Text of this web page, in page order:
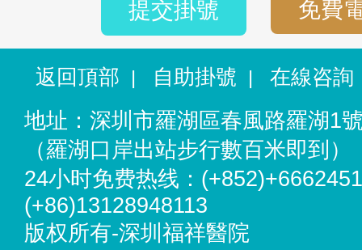
提交掛號 免費
返回頂部 | 自助掛號 |
在線咨詢
地址：深圳市羅湖區春風路羅湖1
（羅湖口岸出站步行數百米即到）
24小时免费热线：
(+86)13128948113
版权所有-深圳福祥醫院